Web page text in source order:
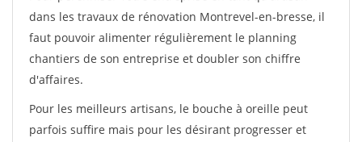
dans les travaux de rénovation Montrevel-en-bresse, il
faut pouvoir alimenter régulièrement le planning
chantiers de son entreprise et doubler son chiffre
d'affaires.
Pour les meilleurs artisans, le bouche à oreille peut
parfois suffire mais pour les désirant progresser et